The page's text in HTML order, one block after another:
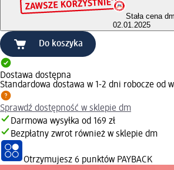
Stała cena dm
02.01.2025
Do koszyka
Dostawa dostępna
Standardowa dostawa w 1-2 dni robocze od
Sprawdź dostępność w sklepie dm
Darmowa wysyłka od 169 zł
Bezpłatny zwrot również w sklepie dm
Otrzymujesz 6 punktów PAYBACK